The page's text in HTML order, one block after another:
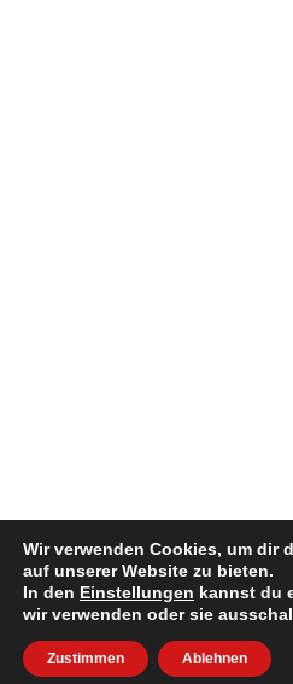
Wir verwenden Cookies, um dir
auf unserer Website zu bieten.
In den Einstellungen kannst du
wir verwenden oder sie
Zustimmen Ablehnen